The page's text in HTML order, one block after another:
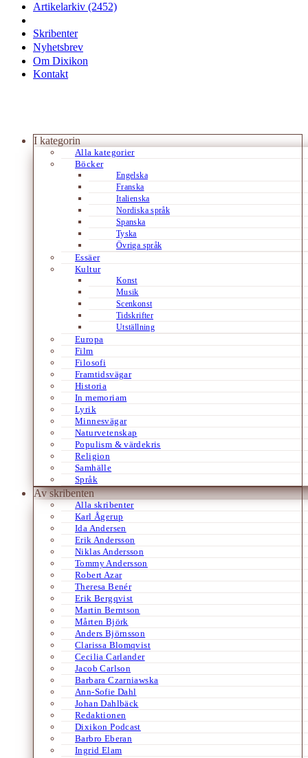
Artikelarkiv (2452)
Skribenter
Nyhetsbrev
Om Dixikon
Kontakt
I kategorin
Alla kategorier
Böcker
Engelska
Franska
Italienska
Nordiska språk
Spanska
Tyska
Övriga språk
Essäer
Kultur
Konst
Musik
Scenkonst
Tidskrifter
Utställning
Europa
Film
Filosofi
Framtidsvägar
Historia
In memoriam
Lyrik
Minnesvägar
Naturvetenskap
Populism & värdekris
Religion
Samhälle
Språk
Av skribenten
Alla skribenter
Karl Ågerup
Ida Andersen
Erik Andersson
Niklas Andersson
Tommy Andersson
Robert Azar
Theresa Benér
Erik Bergqvist
Martin Berntson
Mårten Björk
Anders Björnsson
Clarissa Blomqvist
Cecilia Carlander
Jacob Carlson
Barbara Czarniawska
Ann-Sofie Dahl
Johan Dahlbäck
Redaktionen
Dixikon Podcast
Barbro Eberan
Ingrid Elam